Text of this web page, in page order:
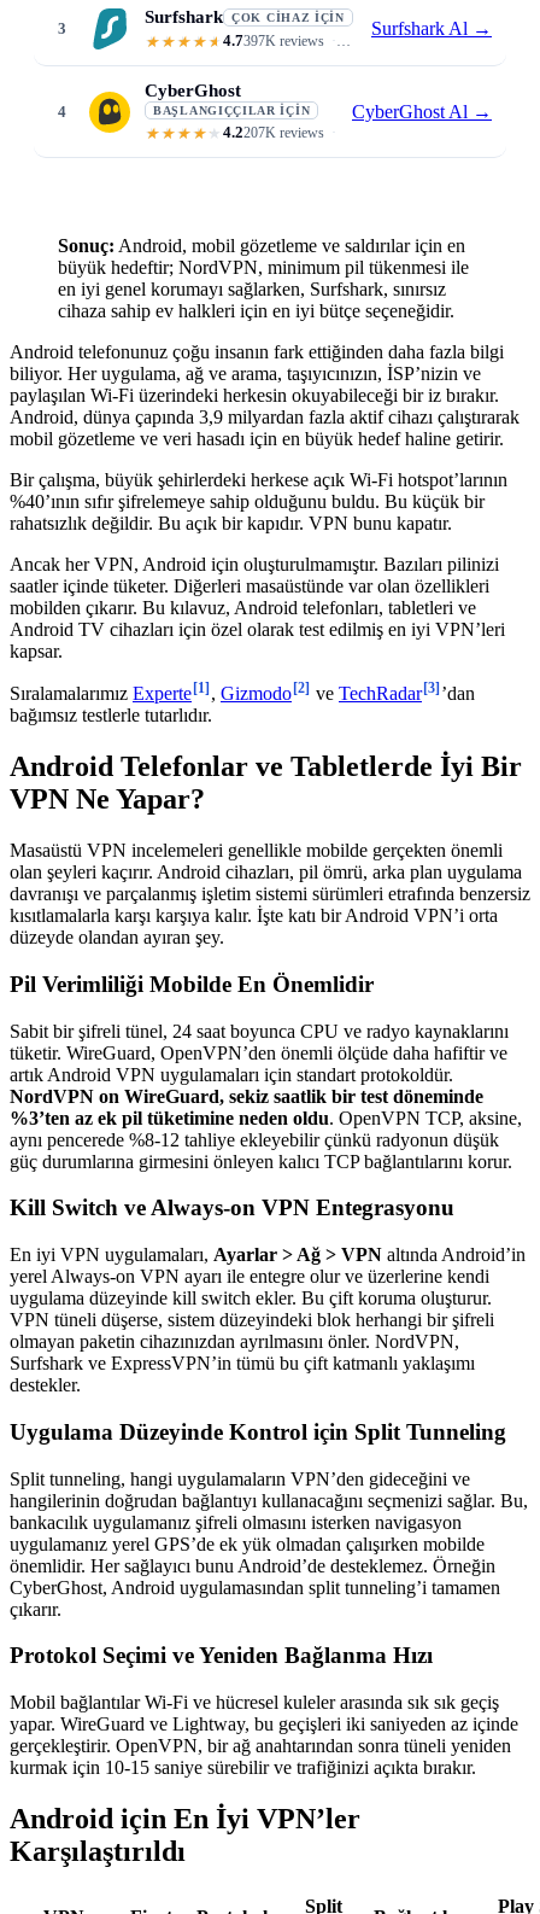
3
Surfshark ÇOK CIHAZ İÇIN
4.7397K reviews Unlimited devices · $1.99/mo ·
Surfshark Al →
4
CyberGhost
BAŞLANGIÇÇILAR İÇIN
4.2207K reviews
CyberGhost Al →
Sonuç: Android, mobil gözetleme ve saldırılar için en
büyük hedeftir; NordVPN, minimum pil tükenmesi ile
en iyi genel korumayı sağlarken, Surfshark, sınırsız
cihaza sahip ev halkleri için en iyi bütçe seçeneğidir.
Android telefonunuz çoğu insanın fark ettiğinden daha fazla bilgi
biliyor. Her uygulama, ağ ve arama, taşıyıcınızın, İSP’nizin ve
paylaşılan Wi-Fi üzerindeki herkesin okuyabileceği bir iz bırakır.
Android, dünya çapında 3,9 milyardan fazla aktif cihazı çalıştırarak
mobil gözetleme ve veri hasadı için en büyük hedef haline getirir.
Bir çalışma, büyük şehirlerdeki herkese açık Wi-Fi hotspot’larının
%40’ının sıfır şifrelemeye sahip olduğunu buldu. Bu küçük bir
rahatsızlık değildir. Bu açık bir kapıdır. VPN bunu kapatır.
Ancak her VPN, Android için oluşturulmamıştır. Bazıları pilinizi
saatler içinde tüketer. Diğerleri masaüstünde var olan özellikleri
mobilden çıkarır. Bu kılavuz, Android telefonları, tabletleri ve
Android TV cihazları için özel olarak test edilmiş en iyi VPN’leri
kapsar.
Sıralamalarımız Experte [1] , Gizmodo [2] ve TechRadar [3] ’dan
bağımsız testlerle tutarlıdır.
Android Telefonlar ve Tabletlerde İyi Bir
VPN Ne Yapar?
Masaüstü VPN incelemeleri genellikle mobilde gerçekten önemli
olan şeyleri kaçırır. Android cihazları, pil ömrü, arka plan uygulama
davranışı ve parçalanmış işletim sistemi sürümleri etrafında benzersiz
kısıtlamalarla karşı karşıya kalır. İşte katı bir Android VPN’i orta
düzeyde olandan ayıran şey.
Pil Verimliliği Mobilde En Önemlidir
Sabit bir şifreli tünel, 24 saat boyunca CPU ve radyo kaynaklarını
tüketir. WireGuard, OpenVPN’den önemli ölçüde daha hafiftir ve
artık Android VPN uygulamaları için standart protokoldür.
NordVPN on WireGuard, sekiz saatlik bir test döneminde
%3’ten az ek pil tüketimine neden oldu. OpenVPN TCP, aksine,
aynı pencerede %8-12 tahliye ekleyebilir çünkü radyonun düşük
güç durumlarına girmesini önleyen kalıcı TCP bağlantılarını korur.
Kill Switch ve Always-on VPN Entegrasyonu
En iyi VPN uygulamaları, Ayarlar > Ağ > VPN altında Android’in
yerel Always-on VPN ayarı ile entegre olur ve üzerlerine kendi
uygulama düzeyinde kill switch ekler. Bu çift koruma oluşturur.
VPN tüneli düşerse, sistem düzeyindeki blok herhangi bir şifreli
olmayan paketin cihazınızdan ayrılmasını önler. NordVPN,
Surfshark ve ExpressVPN’in tümü bu çift katmanlı yaklaşımı
destekler.
Uygulama Düzeyinde Kontrol için Split Tunneling
Split tunneling, hangi uygulamaların VPN’den gideceğini ve
hangilerinin doğrudan bağlantıyı kullanacağını seçmenizi sağlar. Bu,
bankacılık uygulamanız şifreli olmasını isterken navigasyon
uygulamanız yerel GPS’de ek yük olmadan çalışırken mobilde
önemlidir. Her sağlayıcı bunu Android’de desteklemez. Örneğin
CyberGhost, Android uygulamasından split tunneling’i tamamen
çıkarır.
Protokol Seçimi ve Yeniden Bağlanma Hızı
Mobil bağlantılar Wi-Fi ve hücresel kuleler arasında sık sık geçiş
yapar. WireGuard ve Lightway, bu geçişleri iki saniyeden az içinde
gerçekleştirir. OpenVPN, bir ağ anahtarından sonra tüneli yeniden
kurmak için 10-15 saniye sürebilir ve trafiğinizi açıkta bırakır.
Android için En İyi VPN’ler
Karşılaştırıldı
Split Play